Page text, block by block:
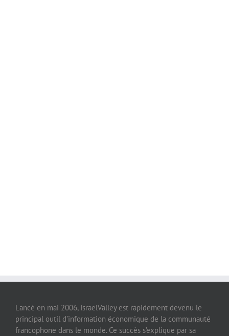
Lancé en mai 2006, IsraelValley est rapidement devenu le
principal outil d’information économique de la communauté
francophone dans le monde. Ce succès s’explique par sa